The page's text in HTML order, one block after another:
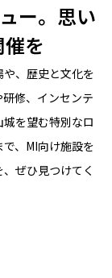
ー。思い
を
、歴史と文化を
修、インセンテ
を望む特別なロ
、MI向け施設を
ぜひ見つけてく